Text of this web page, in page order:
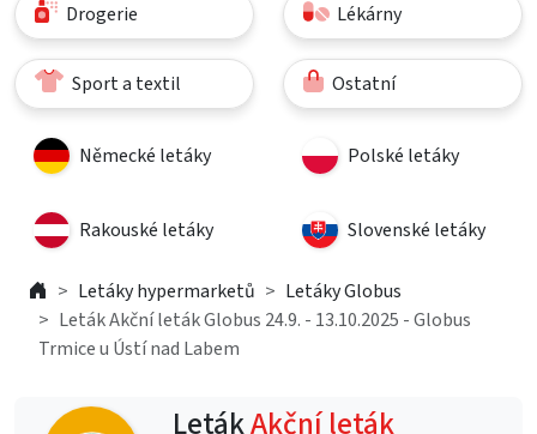
Drogerie Lékárny
Sport a textil Ostatní
Německé letáky Polské letáky
Rakouské letáky Slovenské letáky
Letáky hypermarketů
Letáky Globus
Leták Akční leták Globus 24.9. - 13.10.2025 - Globus
Trmice u Ústí nad Labem
LetákAkční leták